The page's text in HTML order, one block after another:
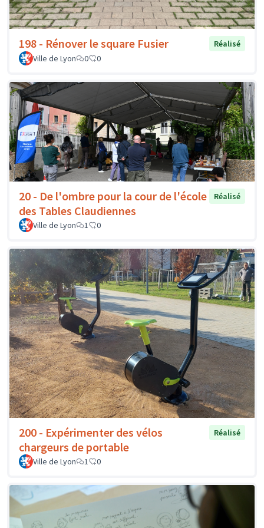
198 - Rénover le square Fusier
Réalisé
Ville de Lyon
0 0
20 - De l'ombre pour la cour de l'école
des Tables Claudiennes
Réalisé
Ville de Lyon 1 0
200 - Expérimenter des vélos
chargeurs de portable
Réalisé
Ville de Lyon 1 0